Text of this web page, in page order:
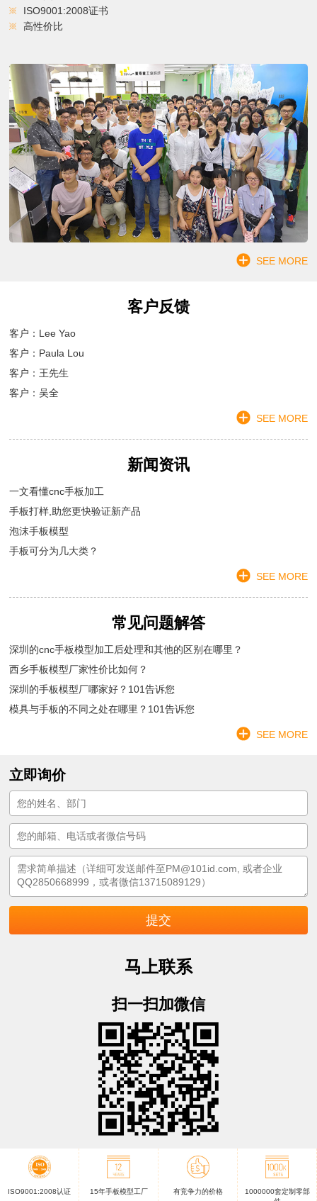
ISO9001:2008证书
高性价比
SEE MORE
客户反馈
客户：Lee Yao
客户：Paula Lou
客户：王先生
客户：吴全
SEE MORE
新闻资讯
一文看懂cnc手板加工
手板打样,助您更快验证新产品
泡沫手板模型
手板可分为几大类？
SEE MORE
常见问题解答
深圳的cnc手板模型加工后处理和其他的区别在哪里？
西乡手板模型厂家性价比如何？
深圳的手板模型厂哪家好？101告诉您
模具与手板的不同之处在哪里？101告诉您
SEE MORE
立即询价
马上联系
扫一扫加微信
ISO9001:2008认证 15年手板模型工厂 有竞争力的价格
1000000套定制零部